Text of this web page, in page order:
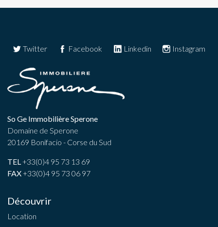
Twitter Facebook Linkedin Instagram
So Ge Immobilière Sperone
Domaine de Sperone
20169 Bonifacio - Corse du Sud
TEL+33(0)4 95 73 13 69
FAX+33(0)4 95 73 06 97
Découvrir
Location